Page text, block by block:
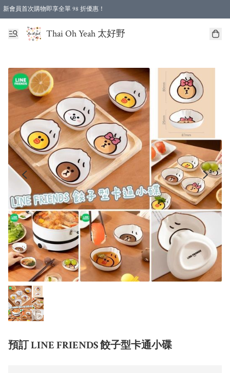
新會員首次購物即享全單 98 折優惠！
特選會員可享全單低至 96 折優惠！
Thai Oh Yeah 太好野
預訂 LINE FRIENDS 餃子型卡通小碟